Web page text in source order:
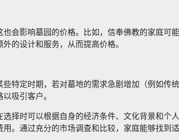
会影响墓园的价格。比如，信奉佛教的家庭可
的设计和服务，从而提高价格。
特定时期，若对墓地的需求急剧增加（例如传
吸引客户。
择时可以根据自身的经济条件、文化背景和个
。通过充分的市场调查和比较，家庭能够找到